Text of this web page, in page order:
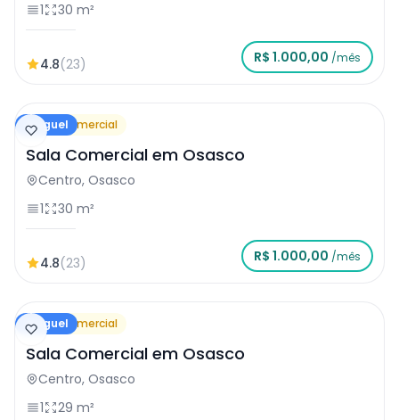
1
30 m²
4.8(23) R$ 1.000,00 /mês
Aluguel
Sala Comercial
Sala Comercial em Osasco
Centro, Osasco
1
30 m²
4.8(23) R$ 1.000,00 /mês
Aluguel
Sala Comercial
Sala Comercial em Osasco
Centro, Osasco
1
29 m²